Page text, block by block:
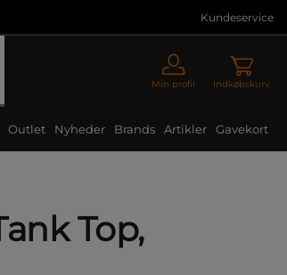
Kundeservice
Min profil Indkøbskurv
Outlet Nyheder Brands Artikler Gavekort
Top,